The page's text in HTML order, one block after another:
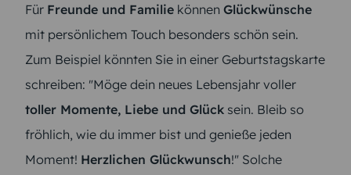
Für Freunde und Familie können Glückwünsche
mit persönlichem Touch besonders schön sein.
Zum Beispiel könnten Sie in einer Geburtstagskarte
schreiben: "Möge dein neues Lebensjahr voller
toller Momente, Liebe und Glück sein. Bleib so
fröhlich, wie du immer bist und genieße jeden
Moment! Herzlichen Glückwunsch!" Solche